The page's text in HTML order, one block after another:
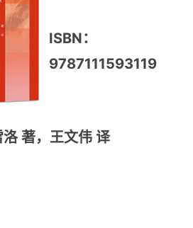
ISBN：
9787111593119
著，王文伟 译